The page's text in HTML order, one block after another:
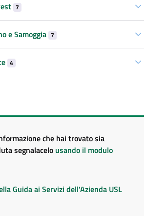
7
e Samoggia 7
4
che hai trovato sia
segnalacelo usando il modulo
Guida ai Servizi dell'Azienda USL